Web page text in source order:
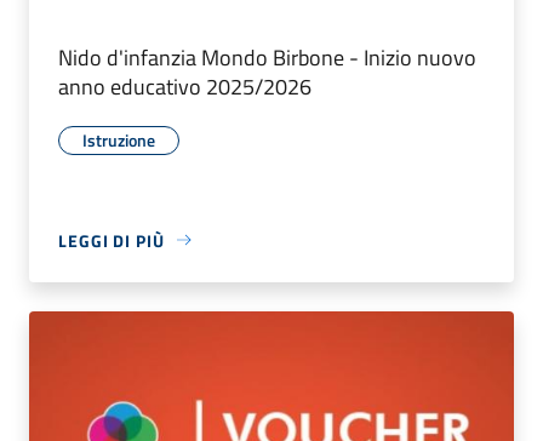
Nido d'infanzia Mondo Birbone - Inizio nuovo
anno educativo 2025/2026
Istruzione
LEGGI DI PIÙ